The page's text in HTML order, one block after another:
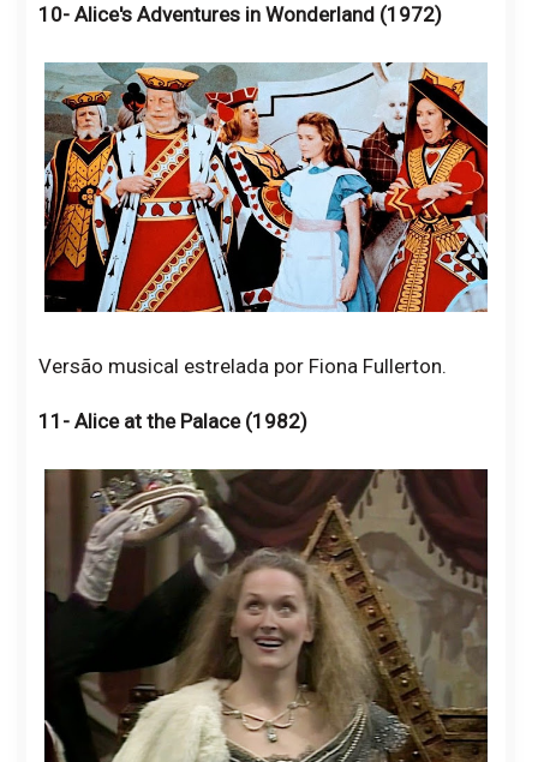
10- Alice's Adventures in Wonderland (1972)
Versão musical estrelada por Fiona Fullerton.
11- Alice at the Palace (1982)